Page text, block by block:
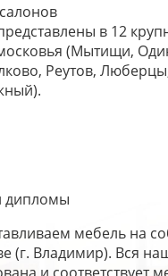
в 12
(Мытищи,
Реутов,
дипломы
мебель на
(г. Владимир). Вся
и соответствует